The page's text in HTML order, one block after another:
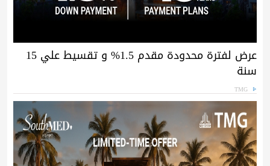
عرض لفترة محدودة مقدم 1.5% و تقسيط علي 15
سنة
TMG